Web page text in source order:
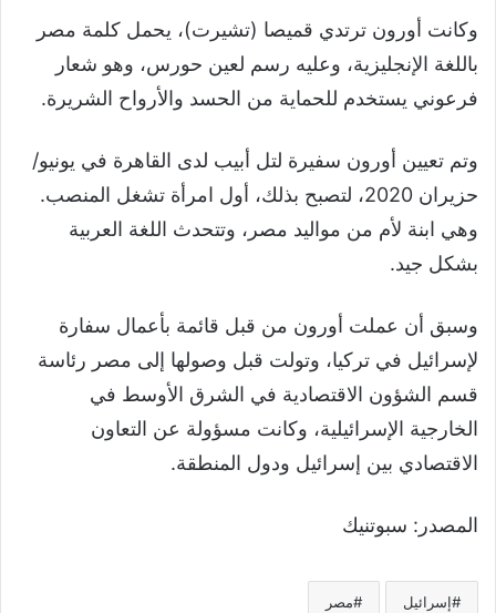
وكانت أورون ترتدي قميصا (تشيرت)، يحمل كلمة مصر
باللغة الإنجليزية، وعليه رسم لعين حورس، وهو شعار
فرعوني يستخدم للحماية من الحسد والأرواح الشريرة.
وتم تعيين أورون سفيرة لتل أبيب لدى القاهرة في يونيو/
حزيران 2020، لتصبح بذلك، أول امرأة تشغل المنصب.
وهي ابنة لأم من مواليد مصر، وتتحدث اللغة العربية
بشكل جيد.
وسبق أن عملت أورون من قبل قائمة بأعمال سفارة
لإسرائيل في تركيا، وتولت قبل وصولها إلى مصر رئاسة
قسم الشؤون الاقتصادية في الشرق الأوسط في
الخارجية الإسرائيلية، وكانت مسؤولة عن التعاون
الاقتصادي بين إسرائيل ودول المنطقة.
المصدر: سبوتنيك
إسرائيل مصر